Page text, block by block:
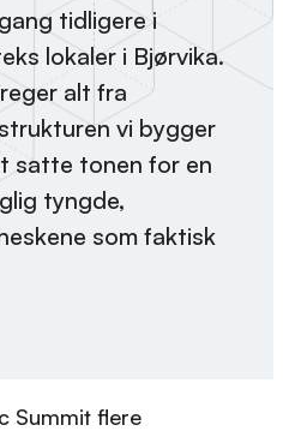
tidligere i
lokaler i Bjørvika.
alt fra
vi bygger
satte tonen for en
tyngde,
som faktisk
Summit flere